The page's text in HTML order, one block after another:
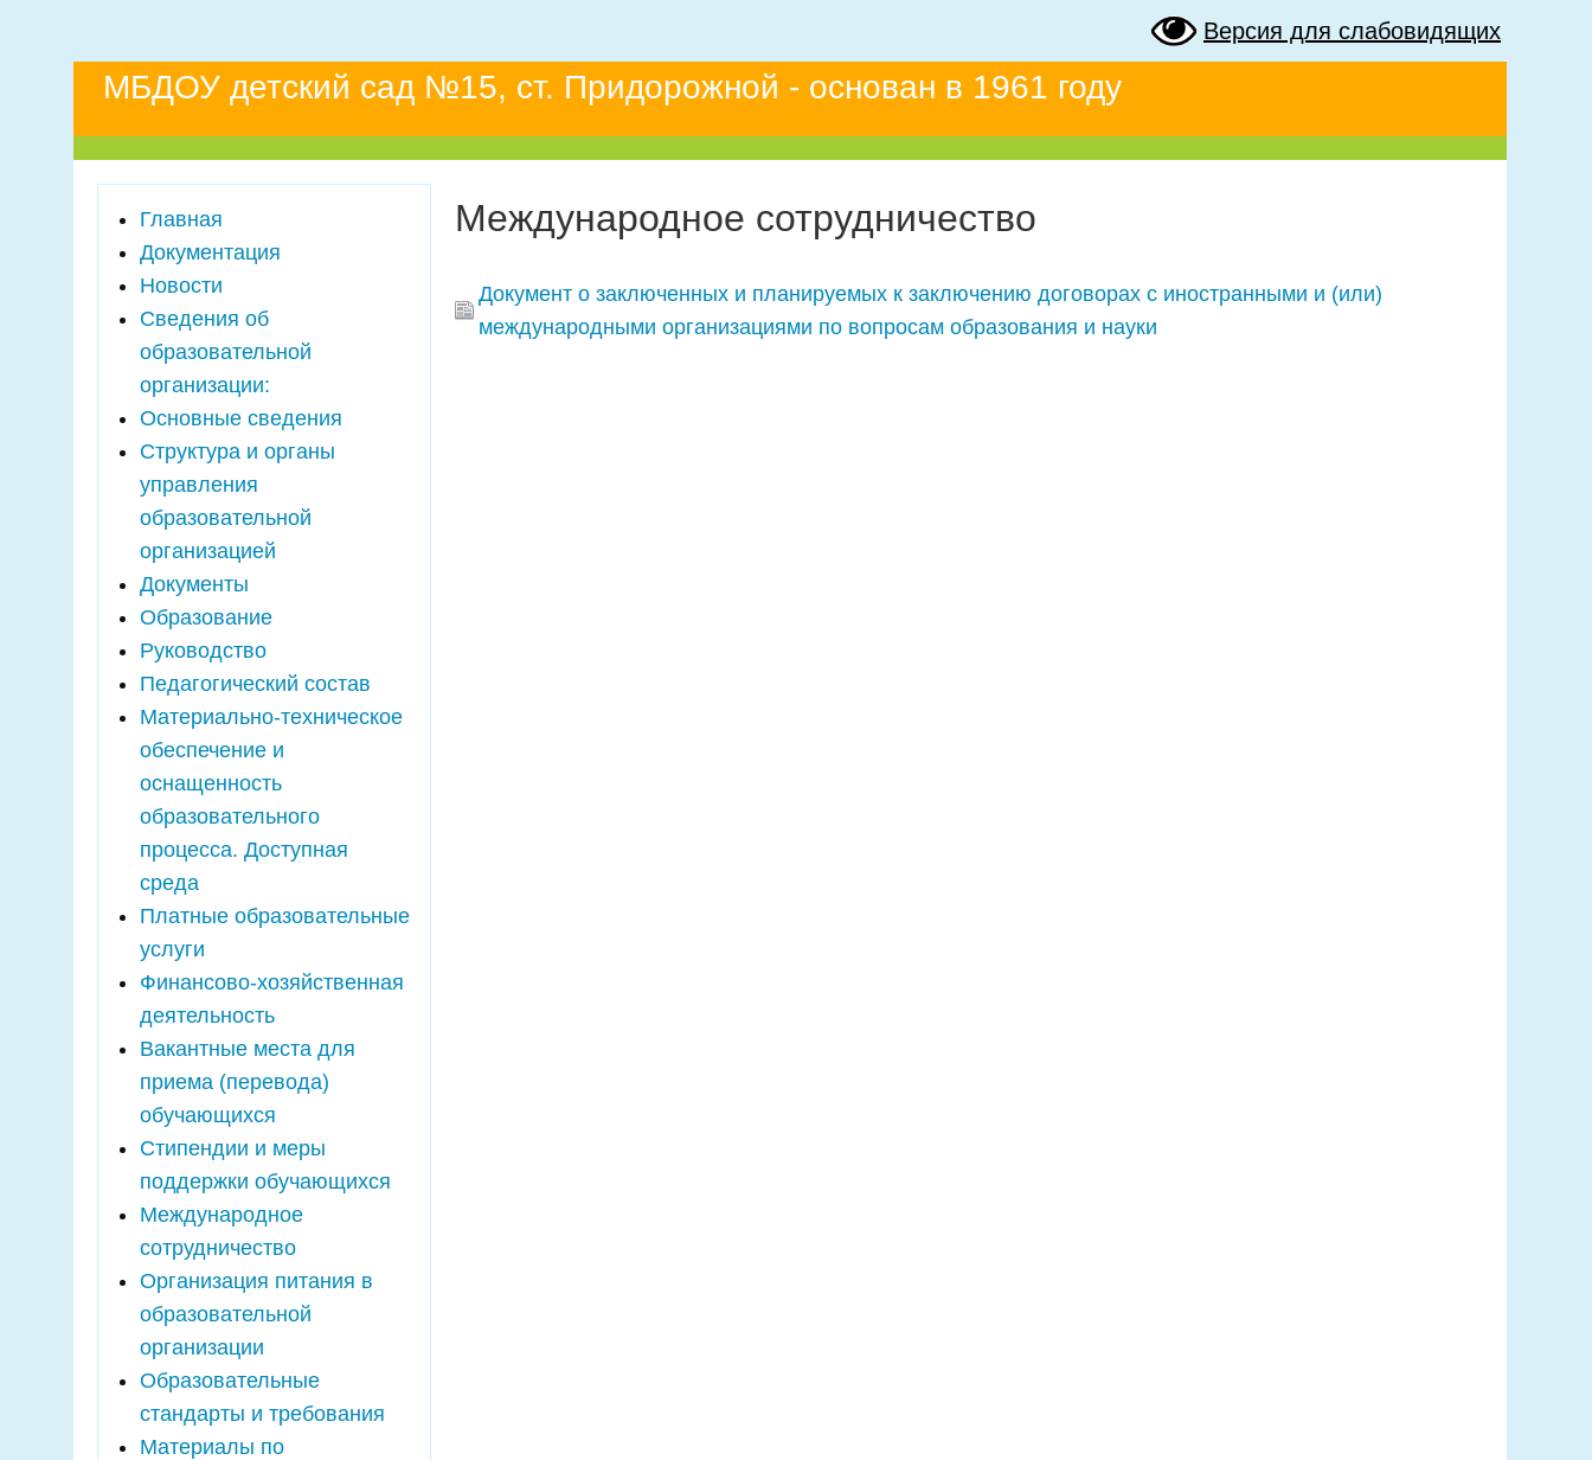
Версия для слабовидящих
МБДОУ детский сад №15, ст. Придорожной - основан в 1961 году
Главная
Документация
Новости
Сведения об
образовательной
организации:
Основные сведения
Структура и органы
управления
образовательной
организацией
Документы
Образование
Руководство
Педагогический состав
Материально-техническое
обеспечение и
оснащенность
образовательного
процесса. Доступная
среда
Платные образовательные
услуги
Финансово-хозяйственная
деятельность
Вакантные места для
приема (перевода)
обучающихся
Стипендии и меры
поддержки обучающихся
Международное
сотрудничество
Организация питания в
образовательной
организации
Образовательные
стандарты и требования
Материалы по
Международное сотрудничество
Документ о заключенных и планируемых к заключению договорах с иностранными и (или)
международными организациями по вопросам образования и науки